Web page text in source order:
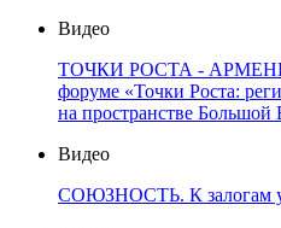
Видео
ТОЧКИ РОСТА -
форуме «Точки Роста:
на пространстве Большой
Видео
СОЮЗНОСТЬ. К залогам